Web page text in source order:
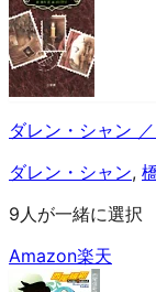
ダレン・シャン
ダレン・シャン,
9人が一緒に選択
Amazon楽天